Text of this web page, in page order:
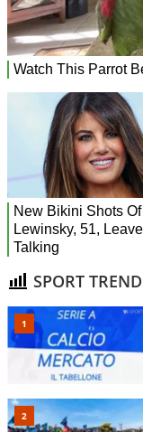
SPORT TREND